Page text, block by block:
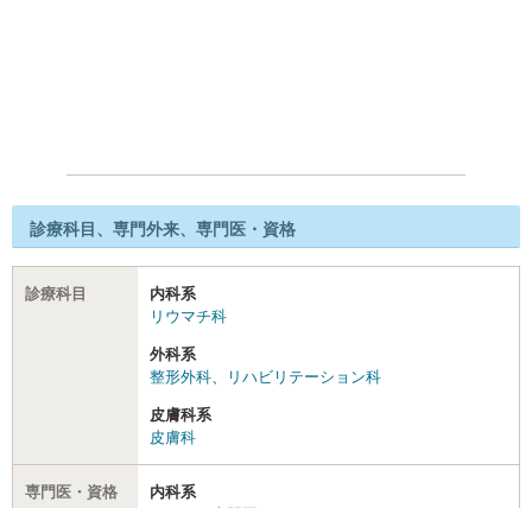
診療科目、専門外来、専門医・資格
診療科目
内科系
リウマチ科
外科系
整形外科、 リハビリテーション科
皮膚科系
皮膚科
専門医・資格
内科系